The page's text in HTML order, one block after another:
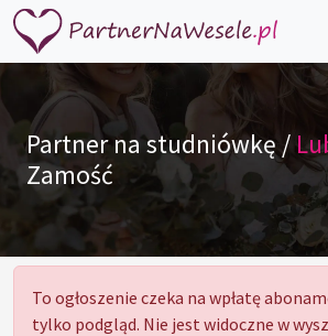
Partner na studniówkę /
Zamość
To ogłoszenie czeka na wpłatę
tylko podgląd. Nie jest widoczne w